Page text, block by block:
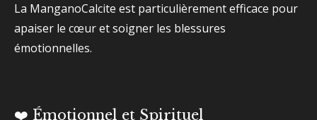
La ManganoCalcite est particulièrement efficace pour
apaiser le cœur et soigner les blessures
émotionnelles.
❤️ Émotionnel et Spirituel